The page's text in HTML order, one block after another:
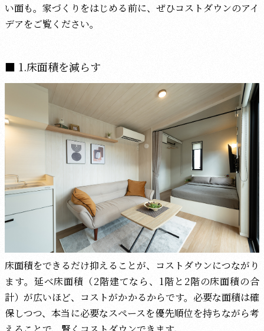
い面も。家づくりをはじめる前に、ぜひコストダウンのアイ
デアをご覧ください。
1.床面積を減らす
床面積をできるだけ抑えることが、コストダウンにつながり
ます。延べ床面積（2階建てなら、1階と2階の床面積の合
計）が広いほど、コストがかかるからです。必要な面積は確
保しつつ、本当に必要なスペースを優先順位を持ちながら考